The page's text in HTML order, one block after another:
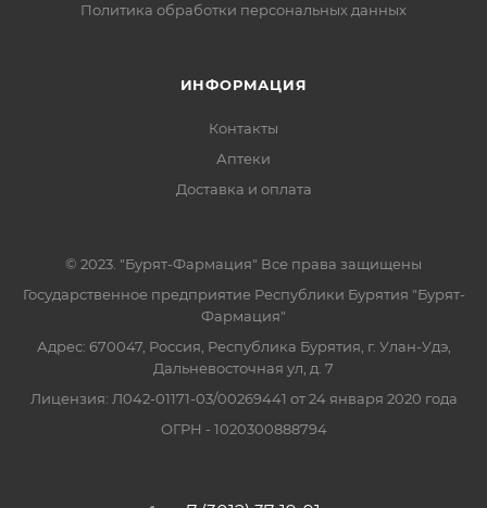
Политика обработки персональных данных
ИНФОРМАЦИЯ
Контакты
Аптеки
Доставка и оплата
© 2023. "Бурят-Фармация" Все права защищены
Государственное предприятие Республики Бурятия "Бурят-
Фармация"
Адрес: 670047, Россия, Республика Бурятия, г. Улан-Удэ,
Дальневосточная ул, д. 7
Лицензия: Л042-01171-03/00269441 от 24 января 2020 года
ОГРН - 1020300888794